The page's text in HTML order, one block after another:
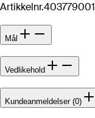
Artikkelnr.403779001
Mål
Vedlikehold
Kundeanmeldelser (0)